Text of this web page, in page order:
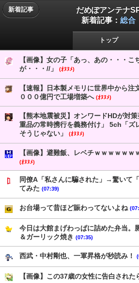
新着記事
だめぽアンテナ
新着記事： 総合
トップ
【画像】女の子「あっ、あの・・・こ
が・・・//」
(ｵﾇﾇﾒ)
【速報】日本製メモリに世界中から注
０００億円で工場増築へ (ｵﾇﾇﾒ)
【熊本地震被災】オンワードHDが対
重品の常時携行を義務付け」 5ch「ズ
そうじゃない」
(ｵﾇﾇﾒ)
【画像】避難飯、レベチｗｗｗｗｗｗ
(ｵﾇﾇﾒ)
同僚A「私さんに騙された」→驚いて
てみた (07:39)
お台場って昔ほど賑わってないよね
今日は大館まげわっぱに詰めた弁当。
＆ガーリック焼き (07:35)
西武・中村剛也、一軍昇格が秒読み！
【画像】この37歳の女性に告白された